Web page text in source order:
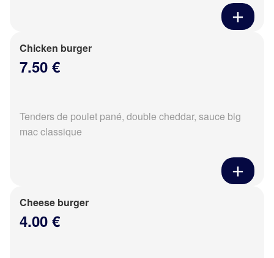
Chicken burger
7.50 €
Tenders de poulet pané, double cheddar, sauce big
mac classique
Cheese burger
4.00 €